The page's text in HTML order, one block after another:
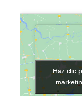
Haz clic
Haz clic